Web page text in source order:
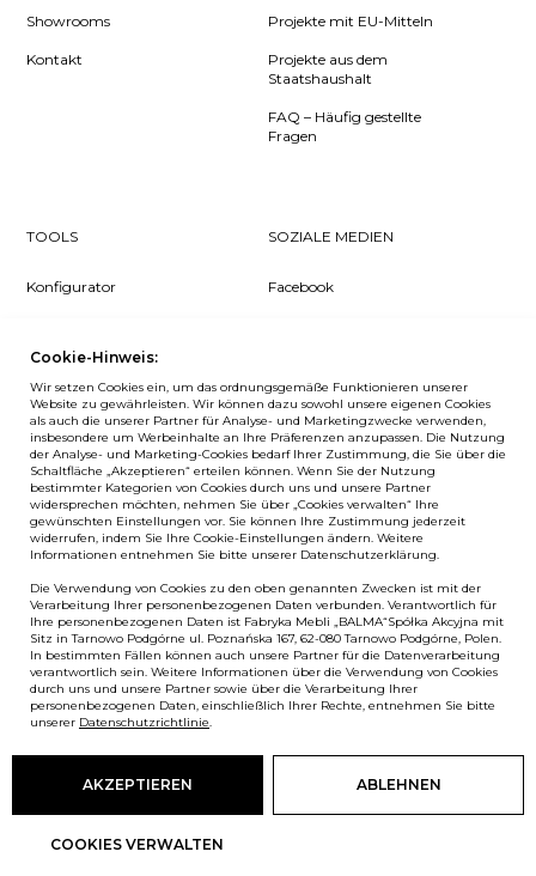
Showrooms
Kontakt
Projekte mit EU-Mitteln
Projekte aus dem
Staatshaushalt
FAQ – Häufig gestellte
Fragen
TOOLS
Konfigurator
Downloads
Log in
SOZIALE MEDIEN
Facebook
LinkedIn
NEWSLETTER
Wenn Sie als Erster über Neuigkeiten bei Balma informiert
Newsletter!
ANMELDEN
European Union
Cookie-Hinweis:
Wir setzen Cookies ein, um das ordnungsgemäße Funktionieren unserer
Website zu gewährleisten. Wir können dazu sowohl unsere eigenen Cookies
als auch die unserer Partner für Analyse- und Marketingzwecke verwenden,
insbesondere um Werbeinhalte an Ihre Präferenzen anzupassen. Die Nutzung
der Analyse- und Marketing-Cookies bedarf Ihrer Zustimmung, die Sie über die
Schaltfläche „Akzeptieren“ erteilen können. Wenn Sie der Nutzung
bestimmter Kategorien von Cookies durch uns und unsere Partner
widersprechen möchten, nehmen Sie über „Cookies verwalten“ Ihre
gewünschten Einstellungen vor. Sie können Ihre Zustimmung jederzeit
widerrufen, indem Sie Ihre Cookie-Einstellungen ändern. Weitere
Informationen entnehmen Sie bitte unserer Datenschutzerklärung.
Die Verwendung von Cookies zu den oben genannten Zwecken ist mit der
Verarbeitung Ihrer personenbezogenen Daten verbunden. Verantwortlich für
Ihre personenbezogenen Daten ist Fabryka Mebli „BALMA“Spółka Akcyjna mit
Sitz in Tarnowo Podgórne ul. Poznańska 167, 62-080 Tarnowo Podgórne, Polen.
In bestimmten Fällen können auch unsere Partner für die Datenverarbeitung
verantwortlich sein. Weitere Informationen über die Verwendung von Cookies
durch uns und unsere Partner sowie über die Verarbeitung Ihrer
personenbezogenen Daten, einschließlich Ihrer Rechte, entnehmen Sie bitte
unserer Datenschutzrichtlinie.
AKZEPTIEREN ABLEHNEN
COOKIES VERWALTEN